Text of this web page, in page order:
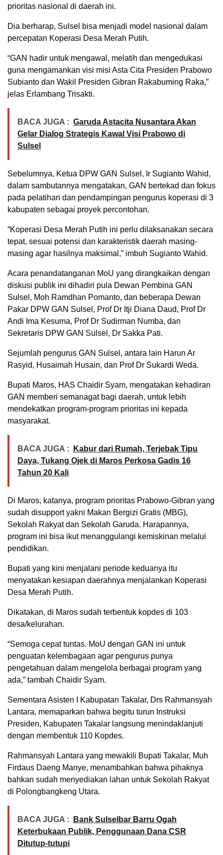
prioritas nasional di daerah ini.
Dia berharap, Sulsel bisa menjadi model nasional dalam
percepatan Koperasi Desa Merah Putih.
“GAN hadir untuk mengawal, melatih dan mengedukasi
guna mengamankan visi misi Asta Cita Presiden Prabowo
Subianto dan Wakil Presiden Gibran Rakabuming Raka,”
jelas Erlambang Trisakti.
BACA JUGA : Garuda Astacita Nusantara Akan
Gelar Dialog Strategis Kawal Visi Prabowo di
Sulsel
Sebelumnya, Ketua DPW GAN Sulsel, Ir Sugianto Wahid,
dalam sambutannya mengatakan, GAN bertekad dan fokus
pada pelatihan dan pendampingan pengurus koperasi di 3
kabupaten sebagai proyek percontohan.
“Koperasi Desa Merah Putih ini perlu dilaksanakan secara
tepat, sesuai potensi dan karakteristik daerah masing-
masing agar hasilnya maksimal,” imbuh Sugianto Wahid.
Acara penandatanganan MoU yang dirangkaikan dengan
diskusi publik ini dihadiri pula Dewan Pembina GAN
Sulsel, Moh Ramdhan Pomanto, dan beberapa Dewan
Pakar DPW GAN Sulsel, Prof Dr Itji Diana Daud, Prof Dr
Andi Ima Kesuma, Prof Dr Sudirman Numba, dan
Sekretaris DPW GAN Sulsel, Dr Sakka Pati.
Sejumlah pengurus GAN Sulsel, antara lain Harun Ar
Rasyid, Husaimah Husain, dan Prof Dr Sukardi Weda.
Bupati Maros, HAS Chaidir Syam, mengatakan kehadiran
GAN memberi semanagat bagi daerah, untuk lebih
mendekatkan program-program prioritas ini kepada
masyarakat.
BACA JUGA :
Kabur dari Rumah, Terjebak Tipu
Daya, Tukang Ojek di Maros Perkosa Gadis 16
Tahun 20 Kali
Di Maros, katanya, program prioritas Prabowo-Gibran yang
sudah disupport yakni Makan Bergizi Gratis (MBG),
Sekolah Rakyat dan Sekolah Garuda. Harapannya,
program ini bisa ikut menanggulangi kemiskinan melalui
pendidikan.
Bupati yang kini menjalani periode keduanya itu
menyatakan kesiapan daerahnya menjalankan Koperasi
Desa Merah Putih.
Dikatakan, di Maros sudah terbentuk kopdes di 103
desa/kelurahan.
“Semoga cepat tuntas. MoU dengan GAN ini untuk
penguatan kelembagaan agar pengurus punya
pengetahuan dalam mengelola berbagai program yang
ada,” tambah Chaidir Syam.
Sementara Asisten I Kabupatan Takalar, Drs Rahmansyah
Lantara, memaparkan bahwa begitu turun Instruksi
Presiden, Kabupaten Takalar langsung menindaklanjuti
dengan membentuk 110 Kopdes.
Rahmansyah Lantara yang mewakili Bupati Takalar, Muh
Firdaus Daeng Manye, menambahkan bahwa pihaknya
bahkan sudah menyediakan lahan untuk Sekolah Rakyat
di Polongbangkeng Utara.
BACA JUGA :
Bank Sulselbar Barru Ogah
Keterbukaan Publik, Penggunaan Dana CSR
Ditutup-tutupi